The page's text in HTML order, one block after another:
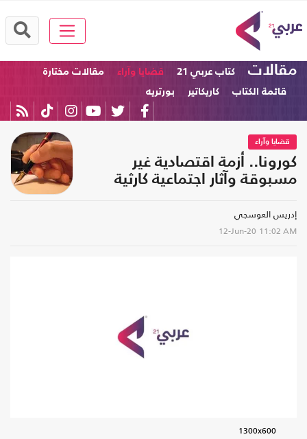
مقالات كتاب عربي 21 قضايا وآراء
مقالات مختارة
قائمة الكتاب
كاريكاتير بورتريه
قضايا وآراء
كورونا.. أزمة اقتصادية غير
مسبوقة وآثار اجتماعية كارثية
إدريس العوسجي
12-Jun-20 11:02 AM
1300x600